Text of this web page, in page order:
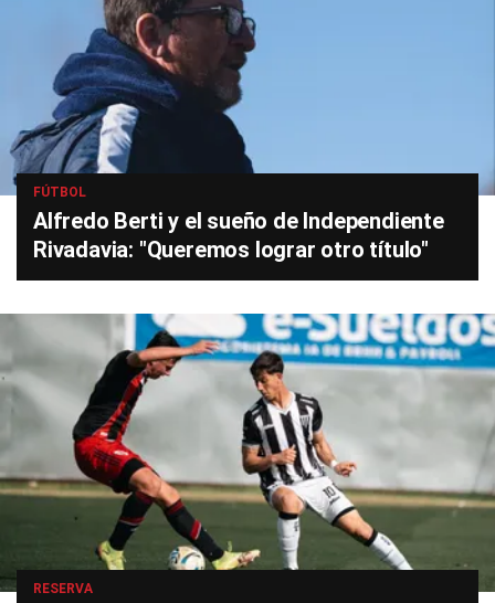
FÚTBOL
Alfredo Berti y el sueño de Independiente
Rivadavia: "Queremos lograr otro título"
RESERVA